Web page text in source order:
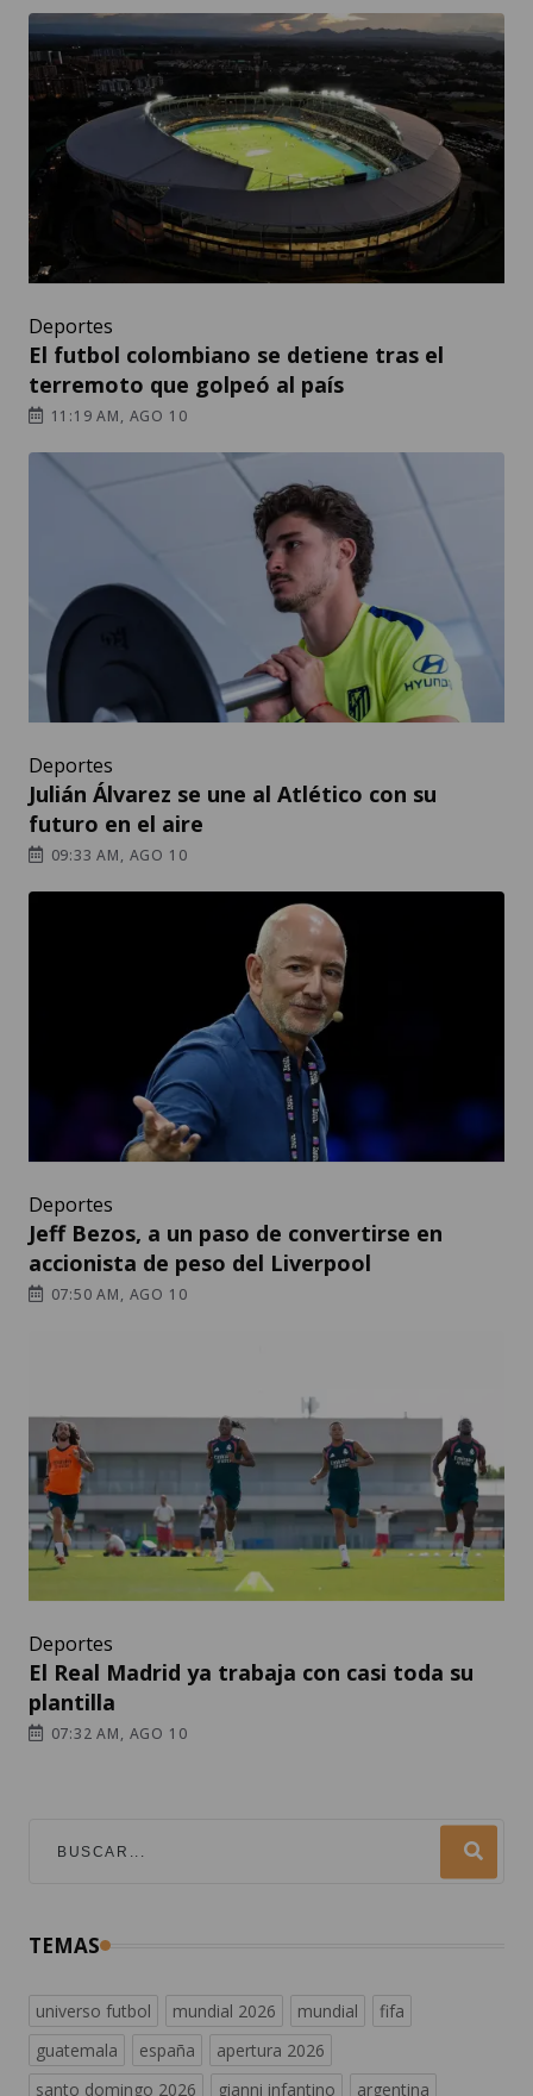
Deportes
El futbol colombiano se detiene tras el
terremoto que golpeó al país
11:19 AM, AGO 10
Deportes
Julián Álvarez se une al Atlético con su
futuro en el aire
09:33 AM, AGO 10
Deportes
Jeff Bezos, a un paso de convertirse en
accionista de peso del Liverpool
07:50 AM, AGO 10
Deportes
El Real Madrid ya trabaja con casi toda su
plantilla
07:32 AM, AGO 10
TEMAS
universo futbol mundial 2026 mundial
fifa
guatemala
españa
apertura 2026
santo domingo 2026
gianni infantino
argentina